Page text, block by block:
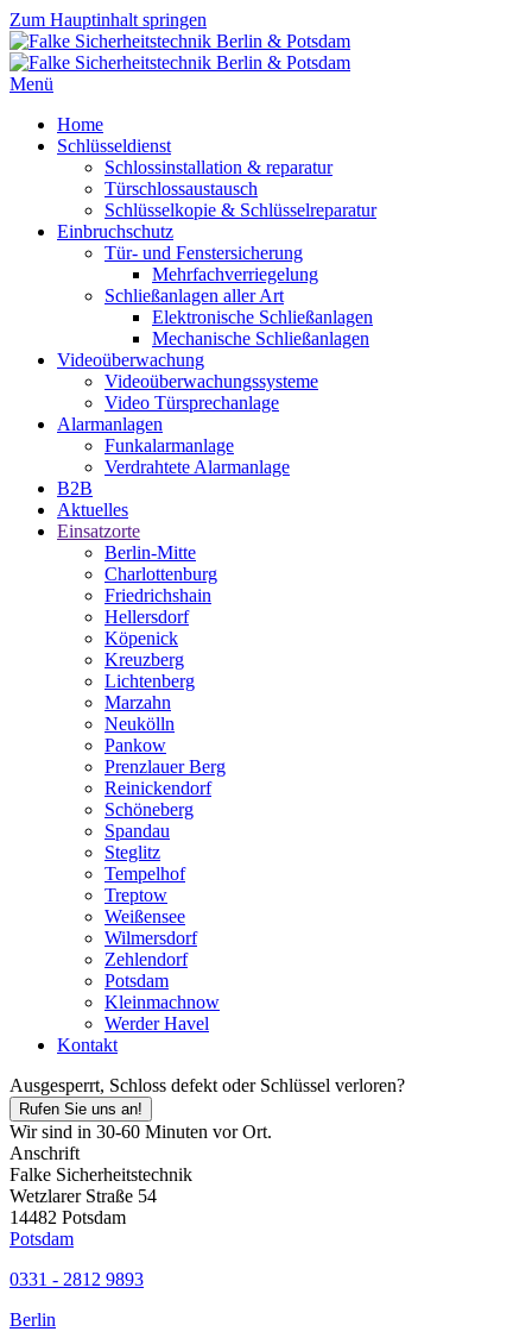
Zum Hauptinhalt springen
Menü
Home
Schlüsseldienst
Schlossinstallation & reparatur
Türschlossaustausch
Schlüsselkopie & Schlüsselreparatur
Einbruchschutz
Tür- und Fenstersicherung
Mehrfachverriegelung
Schließanlagen aller Art
Elektronische Schließanlagen
Mechanische Schließanlagen
Videoüberwachung
Videoüberwachungssysteme
Video Türsprechanlage
Alarmanlagen
Funkalarmanlage
Verdrahtete Alarmanlage
B2B
Aktuelles
Einsatzorte
Berlin-Mitte
Charlottenburg
Friedrichshain
Hellersdorf
Köpenick
Kreuzberg
Lichtenberg
Marzahn
Neukölln
Pankow
Prenzlauer Berg
Reinickendorf
Schöneberg
Spandau
Steglitz
Tempelhof
Treptow
Weißensee
Wilmersdorf
Zehlendorf
Potsdam
Kleinmachnow
Werder Havel
Kontakt
Ausgesperrt, Schloss defekt oder Schlüssel verloren?
Rufen Sie uns an!
Wir sind in 30-60 Minuten vor Ort.
Anschrift
Falke Sicherheitstechnik
Wetzlarer Straße 54
14482 Potsdam
Potsdam
0331 - 2812 9893
Berlin